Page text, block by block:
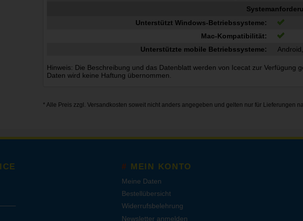
Unterstützt Windows-Betriebssysteme:
Mac-Kompatibilität:
Unterstützte mobile Betriebssysteme:
Hinweis: Die Beschreibung und das Datenblatt werden von Icecat zur Verfügung
Daten wird keine Haftung übernommen.
* Alle Preis zzgl. Versandkosten soweit nicht anders angegeben und gelten nur für Lieferungen
MEIN KONTO
Meine Daten
Bestellübersicht
Widerrufsbelehrung
Newsletter anmelden